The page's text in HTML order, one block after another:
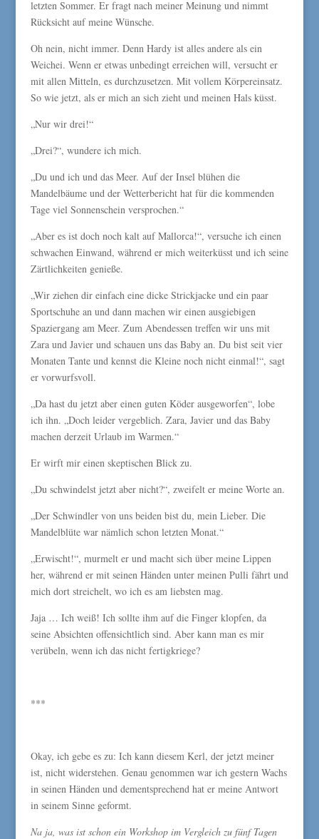
letzten Sommer. Er fragt nach meiner Meinung und nimmt
Rücksicht auf meine Wünsche.
Oh nein, nicht immer. Denn Hardy ist alles andere als ein
Weichei. Wenn er etwas unbedingt erreichen will, versucht er
mit allen Mitteln, es durchzusetzen. Mit vollem Körpereinsatz.
So wie jetzt, als er mich an sich zieht und meinen Hals küsst.
„Nur wir drei!“
„Drei?“, wundere ich mich.
„Du und ich und das Meer. Auf der Insel blühen die
Mandelbäume und der Wetterbericht hat für die kommenden
Tage viel Sonnenschein versprochen.“
„Aber es ist doch noch kalt auf Mallorca!“, versuche ich einen
schwachen Einwand, während er mich weiterküsst und ich seine
Zärtlichkeiten genieße.
„Wir ziehen dir einfach eine dicke Strickjacke und ein paar
Sportschuhe an und dann machen wir einen ausgiebigen
Spaziergang am Meer. Zum Abendessen treffen wir uns mit
Zara und Javier und schauen uns das Baby an. Du bist seit vier
Monaten Tante und kennst die Kleine noch nicht einmal!“, sagt
er vorwurfsvoll.
„Da hast du jetzt aber einen guten Köder ausgeworfen“, lobe
ich ihn. „Doch leider vergeblich. Zara, Javier und das Baby
machen derzeit Urlaub im Warmen.“
Er wirft mir einen skeptischen Blick zu.
„Du schwindelst jetzt aber nicht?“, zweifelt er meine Worte an.
„Der Schwindler von uns beiden bist du, mein Lieber. Die
Mandelblüte war nämlich schon letzten Monat.“
„Erwischt!“, murmelt er und macht sich über meine Lippen
her, während er mit seinen Händen unter meinen Pulli fährt und
mich dort streichelt, wo ich es am liebsten mag.
Jaja … Ich weiß! Ich sollte ihm auf die Finger klopfen, da
seine Absichten offensichtlich sind. Aber kann man es mir
verübeln, wenn ich das nicht fertigkriege?
***
Okay, ich gebe es zu: Ich kann diesem Kerl, der jetzt meiner
ist, nicht widerstehen. Genau genommen war ich gestern Wachs
in seinen Händen und dementsprechend hat er meine Antwort
in seinem Sinne geformt.
Na ja, was ist schon ein Workshop im Vergleich zu fünf Tagen